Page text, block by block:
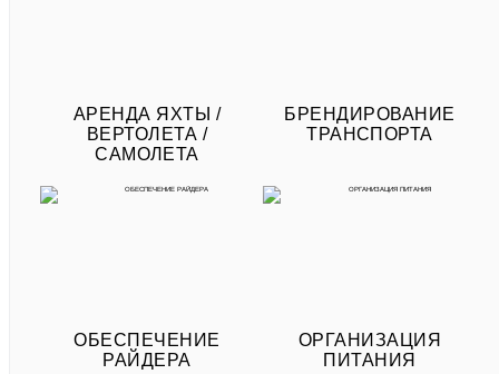
АРЕНДА ЯХТЫ /
ВЕРТОЛЕТА /
САМОЛЕТА
БРЕНДИРОВАНИЕ
ТРАНСПОРТА
ОБЕСПЕЧЕНИЕ
РАЙДЕРА
ОРГАНИЗАЦИЯ
ПИТАНИЯ